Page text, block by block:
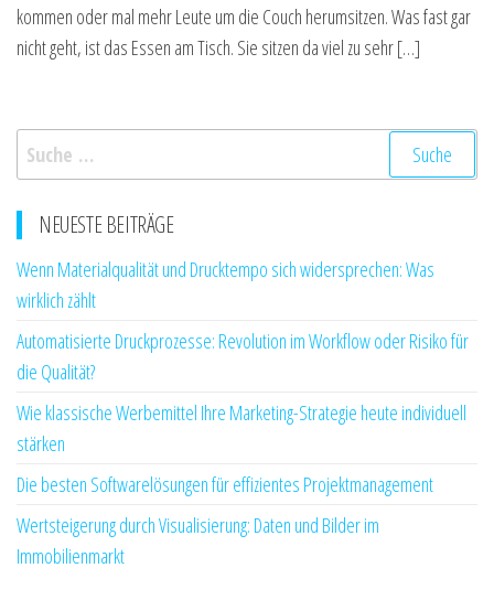
kommen oder mal mehr Leute um die Couch herumsitzen. Was fast gar
nicht geht, ist das Essen am Tisch. Sie sitzen da viel zu sehr […]
Suche
nach:
NEUESTE BEITRÄGE
Wenn Materialqualität und Drucktempo sich widersprechen: Was
wirklich zählt
Automatisierte Druckprozesse: Revolution im Workflow oder Risiko für
die Qualität?
Wie klassische Werbemittel Ihre Marketing-Strategie heute individuell
stärken
Die besten Softwarelösungen für effizientes Projektmanagement
Wertsteigerung durch Visualisierung: Daten und Bilder im
Immobilienmarkt